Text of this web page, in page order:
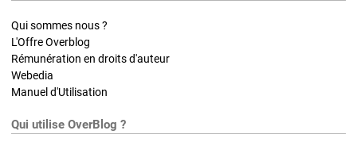
Qui sommes nous ?
L'Offre Overblog
Rémunération en droits d'auteur
Webedia
Manuel d'Utilisation
Qui utilise OverBlog ?